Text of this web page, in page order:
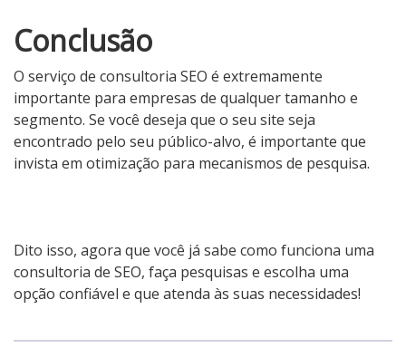
Conclusão
O serviço de consultoria SEO é extremamente
importante para empresas de qualquer tamanho e
segmento. Se você deseja que o seu site seja
encontrado pelo seu público-alvo, é importante que
invista em otimização para mecanismos de pesquisa.
Dito isso, agora que você já sabe como funciona uma
consultoria de SEO, faça pesquisas e escolha uma
opção confiável e que atenda às suas necessidades!